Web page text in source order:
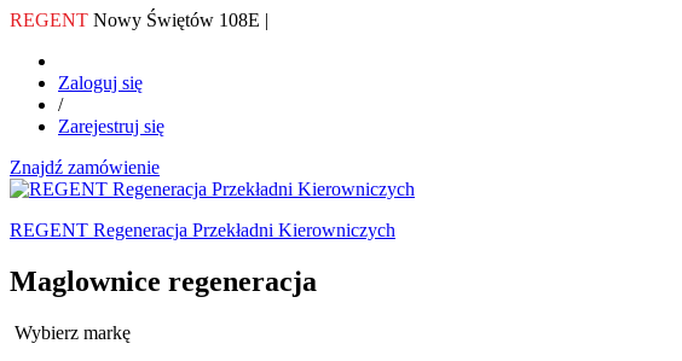
REGENT Nowy Świętów 108E |
Zaloguj się
/
Zarejestruj się
Znajdź zamówienie
REGENT Regeneracja Przekładni Kierowniczych
Maglownice regeneracja
Wybierz markę